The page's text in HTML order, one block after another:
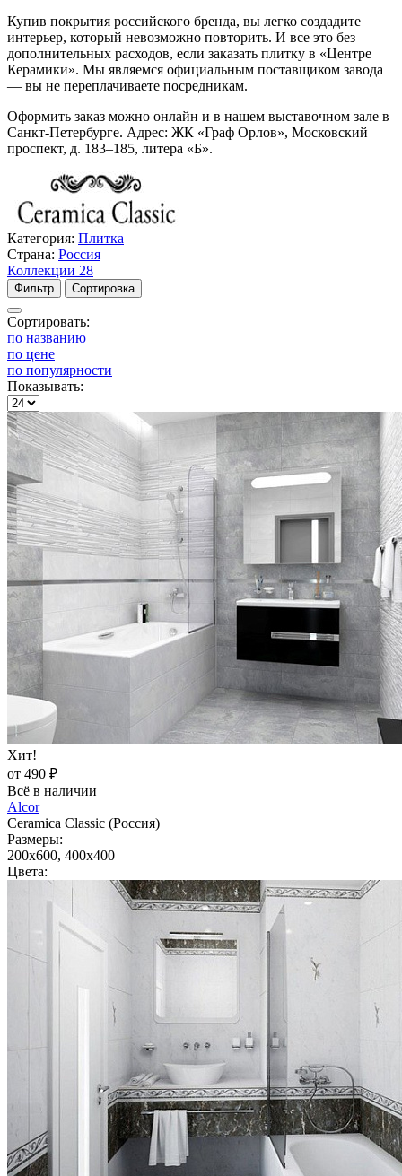
Купив покрытия российского бренда, вы легко создадите
интерьер, который невозможно повторить. И все это без
дополнительных расходов, если заказать плитку в «Центре
Керамики». Мы являемся официальным поставщиком завода
— вы не переплачиваете посредникам.
Оформить заказ можно онлайн и в нашем выставочном зале в
Санкт-Петербурге. Адрес: ЖК «Граф Орлов», Московский
проспект, д. 183–185, литера «Б».
Категория: Плитка
Страна: Россия
Коллекции 28
Фильтр Сортировка
Сортировать:
по названию
по цене
по популярности
Показывать:
Хит!
от 490 ₽
Всё в наличии
Alcor
Ceramica Classic (Россия)
Размеры:
200x600, 400x400
Цвета: